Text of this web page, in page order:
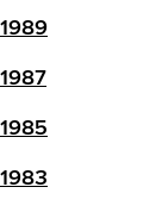
1989
1987
1985
1983